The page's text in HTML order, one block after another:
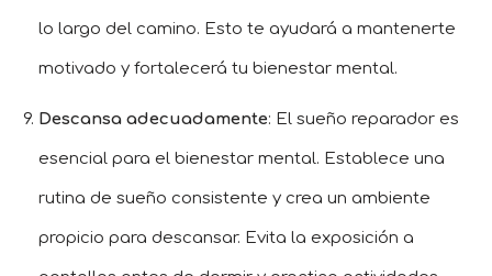
lo largo del camino. Esto te ayudará a mantenerte
motivado y fortalecerá tu bienestar mental.
Descansa adecuadamente: El sueño reparador es
esencial para el bienestar mental. Establece una
rutina de sueño consistente y crea un ambiente
propicio para descansar. Evita la exposición a